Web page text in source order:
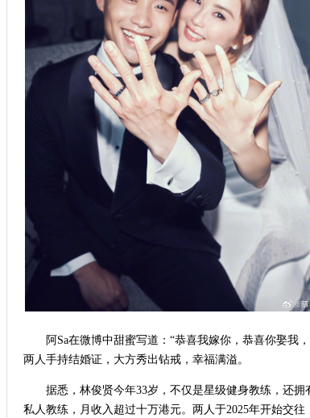
阿Sa在微博中甜蜜写道：“恭喜我嫁你，恭喜你娶我
两人手持结婚证，大方秀出钻戒，幸福满溢。
据悉，林俊贤今年33岁，不仅是星级健身教练，还拥
私人教练，月收入超过十万港元。两人于2025年开始交